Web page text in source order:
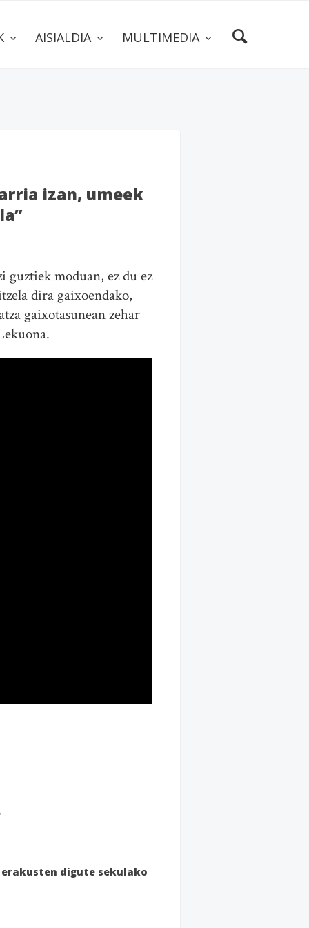
AISIALDIA MULTIMEDIA
izan, umeek
moduan, ez du ez
dira gaixoendako,
gaixotasunean zehar
digute sekulako